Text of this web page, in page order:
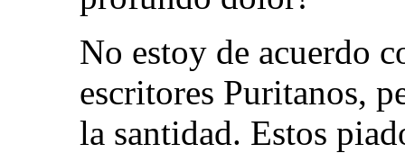
No estoy de acuerdo
escritores Puritanos,
la santidad. Estos